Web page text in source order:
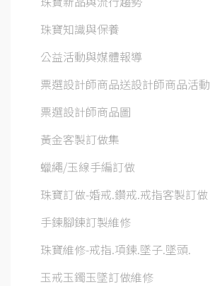
珠寶知識與保養
公益活動與媒體報導
票選設計師商品送設計師商品活動
票選設計師商品圖
黃金客製訂做集
蠟繩/玉線手編訂做
珠寶訂做-婚戒.鑽戒.戒指客製訂做
手鍊腳鍊訂製維修
珠寶維修-戒指.項鍊.墜子.墜頭.
玉戒玉鐲玉墜訂做維修